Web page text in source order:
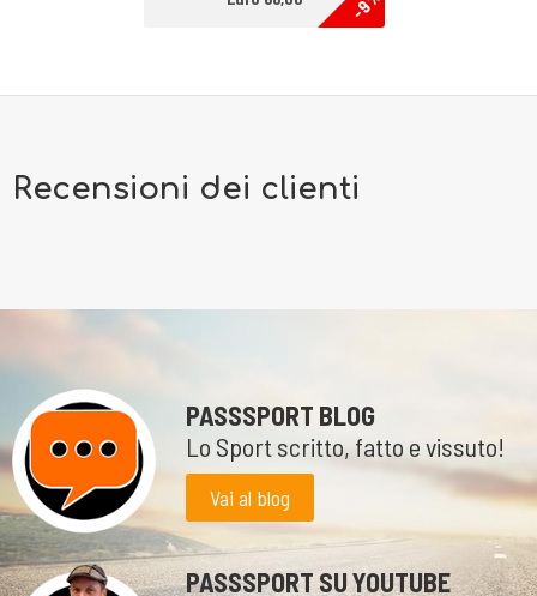
Recensioni dei clienti
PASSSPORT BLOG
Lo Sport scritto, fatto e vissuto!
Vai al blog
PASSSPORT SU YOUTUBE